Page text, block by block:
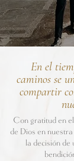
En el
caminos se
compartir
Con gratitud en
de Dios en
la decisión de